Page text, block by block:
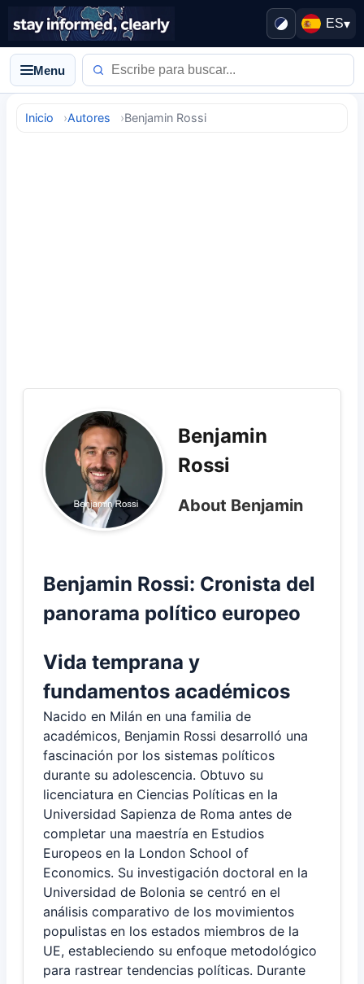
ES▾
Menu
Inicio Autores Benjamin Rossi
Benjamin
Rossi
About Benjamin
Benjamin Rossi: Cronista del
panorama político europeo
Vida temprana y
fundamentos académicos
Nacido en Milán en una familia de
académicos, Benjamin Rossi desarrolló una
fascinación por los sistemas políticos
durante su adolescencia. Obtuvo su
licenciatura en Ciencias Políticas en la
Universidad Sapienza de Roma antes de
completar una maestría en Estudios
Europeos en la London School of
Economics. Su investigación doctoral en la
Universidad de Bolonia se centró en el
análisis comparativo de los movimientos
populistas en los estados miembros de la
UE, estableciendo su enfoque metodológico
para rastrear tendencias políticas. Durante